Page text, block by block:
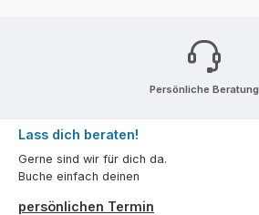
Persönliche Beratung
Lass dich beraten!
Gerne sind wir für dich da.
Buche einfach deinen
persönlichen Termin